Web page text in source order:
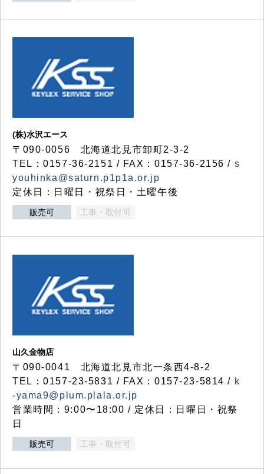
(株)水沢エース
〒090-0056 北海道北見市卸町2-3-2
TEL：0157-36-2151 / FAX：0157-36-2156 / s
youhinka@saturn.p1p1a.or.jp
定休日：日曜日・祝祭日・土曜午後
販売可 工事・取付可
山久金物店
〒090-0041 北海道北見市北一条西4-8-2
TEL：0157-23-5831 / FAX：0157-23-5814 / k
-yama9@plum.plala.or.jp
営業時間：9:00〜18:00 / 定休日：日曜日・祝祭
日
販売可 工事・取付可